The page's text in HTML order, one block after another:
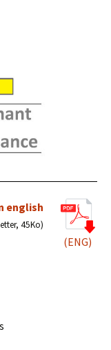
english
45Ko)
(ENG)